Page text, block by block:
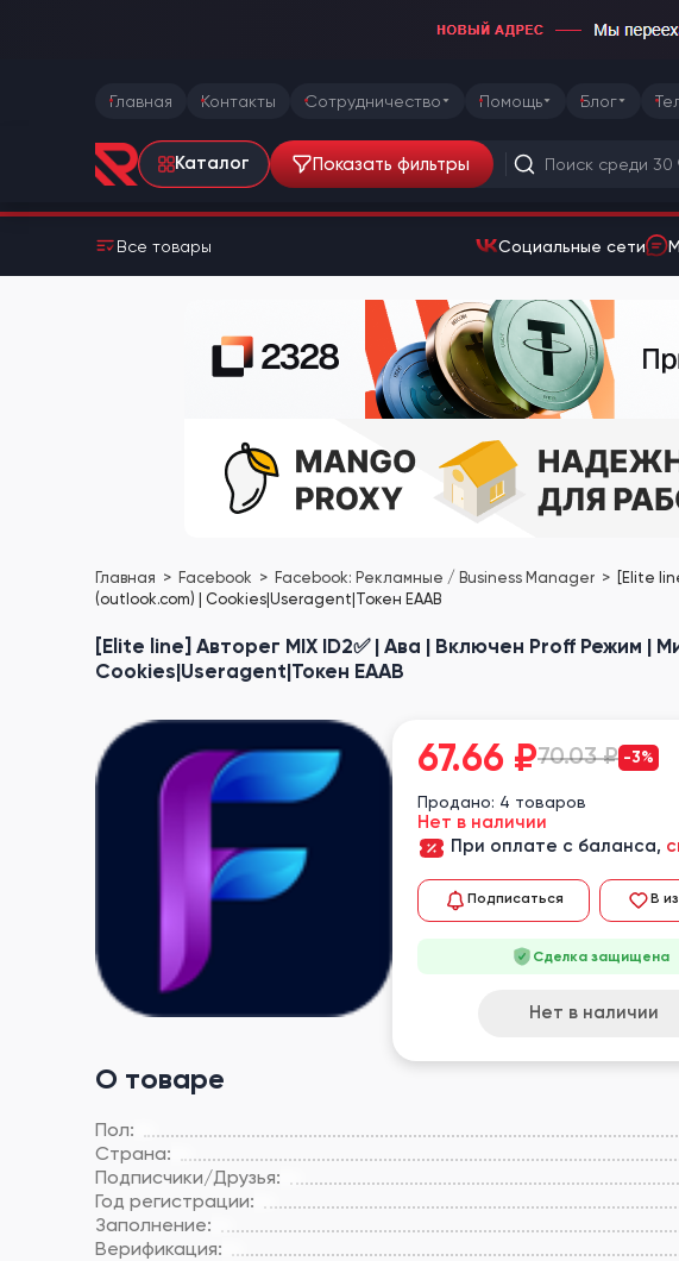
Главная Контакты Сотрудничество Помощь Блог
Каталог Показать фильтры
Все товары Социальные сети
Главная Facebook Facebook: Рекламные / Business Manager
[Elite
(outlook.com) | Cookies|Useragent|Токен EAAB
[Elite line] Авторег MIX ID2✅ | Ава | Включен Proff Режим |
Cookies|Useragent|Токен EAAB
О товаре
Пол:
Страна:
Подписчики/Друзья:
Год регистрации:
Заполнение:
Верификация:
67.66 ₽70.03 ₽ -3%
Продано: 4 товаров
Нет в наличии
При оплате с баланса,
Подписаться В
Сделка защищена
Нет в наличии